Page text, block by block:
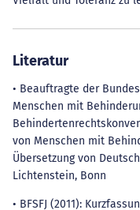
Literatur
• Beauftragte der
Menschen mit
von Menschen mit
Übersetzung von
Lichtenstein, Bonn
• BFSFJ (2011):